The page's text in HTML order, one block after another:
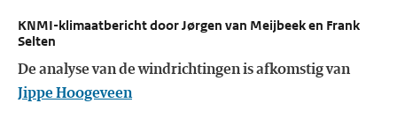
KNMI-klimaatbericht door Jørgen van Meijbeek en Frank
Selten
De analyse van de windrichtingen is afkomstig van
Jippe Hoogeveen